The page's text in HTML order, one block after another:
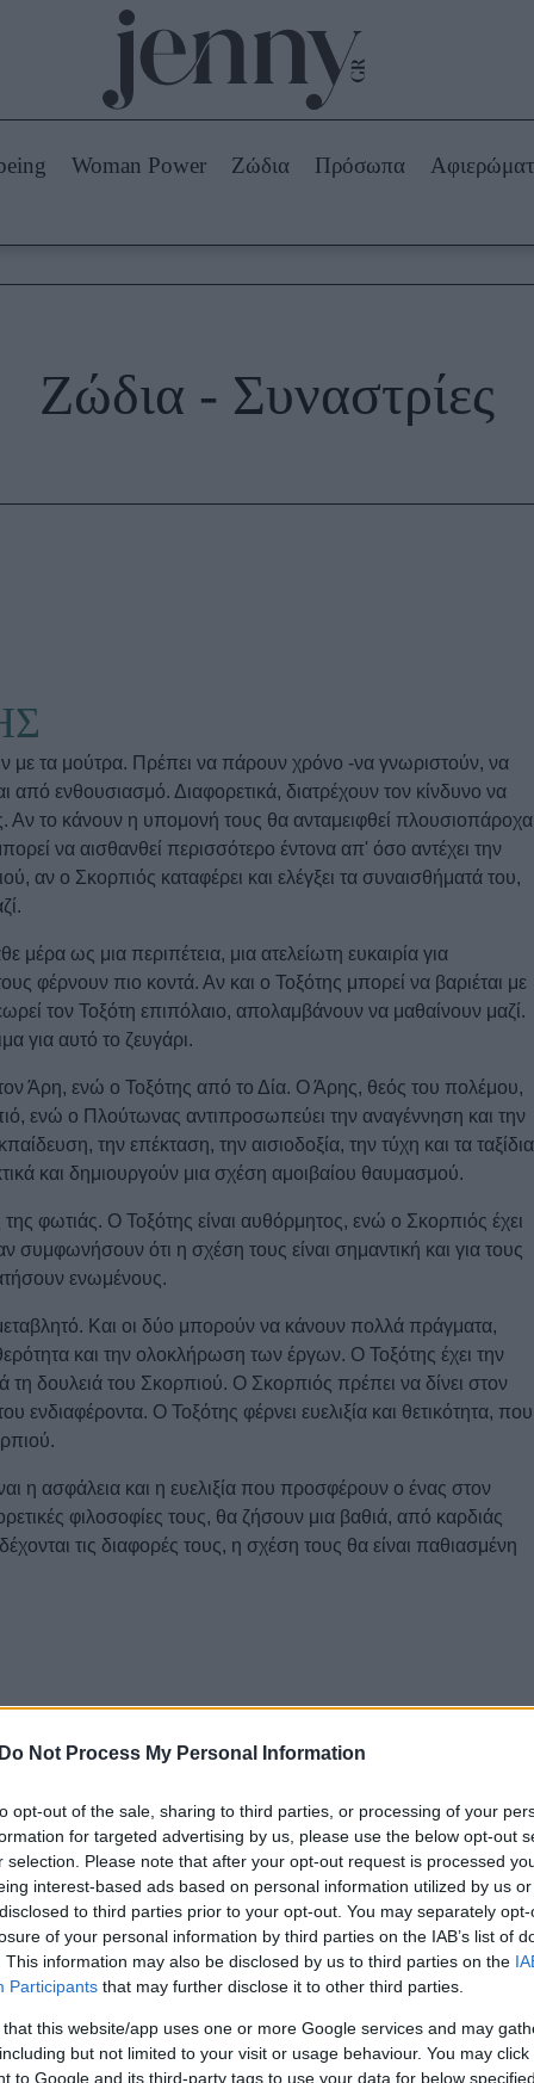
Do Not Process My Personal Information
opt-out of the sale, sharing to third parties, or processing of your
for targeted advertising by us, please use the below opt-out
selection. Please note that after your opt-out request is processed
interest-based ads based on personal information utilized by us
to third parties prior to your opt-out. You may separately
of your personal information by third parties on the IAB’s list of
This information may also be disclosed by us to third parties on the
Participants that may further disclose it to other third parties.
that this website/app uses one or more Google services and may
but not limited to your visit or usage behaviour. You may
to Google and its third-party tags to use your data for below
Beauty -
Ομορφιά
Skincare
Μακιγιάζ
Beauty News
Market News
Woman Power Ζώδια Πρόσωπα
Ζώδια - Συναστρίες
με τα μούτρα. Πρέπει να πάρουν χρόνο -να γνωριστούν, να
από ενθουσιασμό. Διαφορετικά, διατρέχουν τον κίνδυνο να
Αν το κάνουν η υπομονή τους θα ανταμειφθεί
να αισθανθεί περισσότερο έντονα απ' όσο αντέχει την
αν ο Σκορπιός καταφέρει και ελέγξει τα συναισθήματά του,
ως μια περιπέτεια, μια ατελείωτη ευκαιρία για
φέρνουν πιο κοντά. Αν και ο Τοξότης μπορεί να βαριέται με
τον Τοξότη επιπόλαιο, απολαμβάνουν να μαθαίνουν μαζί.
για αυτό το ζευγάρι.
Άρη, ενώ ο Τοξότης από το Δία. Ο Άρης, θεός του πολέμου,
ενώ ο Πλούτωνας αντιπροσωπεύει την αναγέννηση και την
την επέκταση, την αισιοδοξία, την τύχη και τα
και δημιουργούν μια σχέση αμοιβαίου θαυμασμού.
φωτιάς. Ο Τοξότης είναι αυθόρμητος, ενώ ο Σκορπιός έχει
συμφωνήσουν ότι η σχέση τους είναι σημαντική και για τους
ενωμένους.
Και οι δύο μπορούν να κάνουν πολλά πράγματα,
και την ολοκλήρωση των έργων. Ο Τοξότης έχει την
δουλειά του Σκορπιού. Ο Σκορπιός πρέπει να δίνει στον
ενδιαφέροντα. Ο Τοξότης φέρνει ευελιξία και θετικότητα, που
η ασφάλεια και η ευελιξία που προσφέρουν ο ένας στον
φιλοσοφίες τους, θα ζήσουν μια βαθιά, από καρδιάς
τις διαφορές τους, η σχέση τους θα είναι παθιασμένη